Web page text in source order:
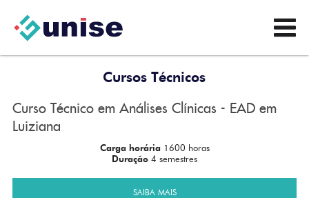
Cursos Técnicos
Curso Técnico em Análises Clínicas - EAD em
Luiziana
Carga horária 1600 horas
Duração 4 semestres
SAIBA MAIS